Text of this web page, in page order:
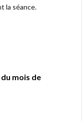
la séance.
mois de